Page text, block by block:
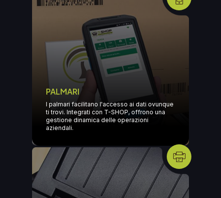
PALMARI
I palmari facilitano l'accesso ai dati ovunque
ti trovi. Integrati con T-SHOP, offrono una
gestione dinamica delle operazioni
aziendali.